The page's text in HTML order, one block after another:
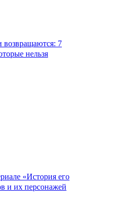
7
нельзя
«История его
и их персонажей